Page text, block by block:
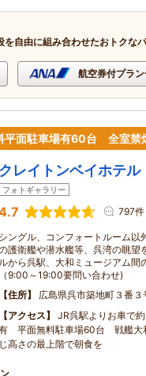
を自由に組み合わせたおトクな
航空券付プラ
平面駐車場有60台 全室禁
クレイトンベイホテル
フォトギャラリー
797件
シングル、コンフォートルーム以
護衛艦や潜水艦等、呉湾の眺望
ルから呉駅、大和ミュージアム間
（9:00～19:00要問い合わせ)
住所
広島県呉市築地町３番３
アクセス
JR呉駅よりお車で
平面無料駐車場60台 戦艦大
じ高さの最上階で朝食を